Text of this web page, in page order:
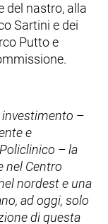
del nastro, alla
Sartini e dei
Putto e
investimento –
e
– la
nel Centro
nordest e una
ad oggi, solo
di questa